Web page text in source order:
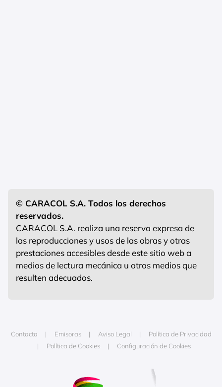
© CARACOL S.A. Todos los derechos
reservados.
CARACOL S.A. realiza una reserva expresa de
las reproducciones y usos de las obras y otras
prestaciones accesibles desde este sitio web a
medios de lectura mecánica u otros medios que
resulten adecuados.
Contacta Emisoras Aviso Legal
Política de Privacidad
Política de Cookies
Configuración de Cookies